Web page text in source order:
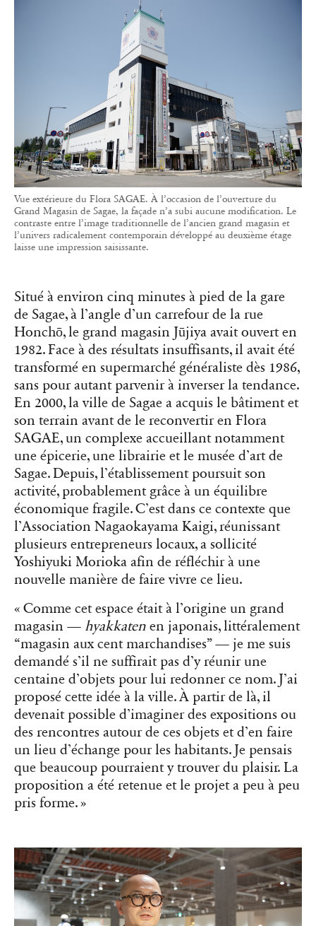
Vue extérieure du Flora SAGAE. À l’occasion de l’ouverture du
Grand Magasin de Sagae, la façade n’a subi aucune modification. Le
contraste entre l’image traditionnelle de l’ancien grand magasin et
l’univers radicalement contemporain développé au deuxième étage
laisse une impression saisissante.
Situé à environ cinq minutes à pied de la gare
de Sagae, à l’angle d’un carrefour de la rue
Honchō, le grand magasin Jūjiya avait ouvert en
1982. Face à des résultats insuffisants, il avait été
transformé en supermarché généraliste dès 1986,
sans pour autant parvenir à inverser la tendance.
En 2000, la ville de Sagae a acquis le bâtiment et
son terrain avant de le reconvertir en Flora
SAGAE, un complexe accueillant notamment
une épicerie, une librairie et le musée d’art de
Sagae. Depuis, l’établissement poursuit son
activité, probablement grâce à un équilibre
économique fragile. C’est dans ce contexte que
l’Association Nagaokayama Kaigi, réunissant
plusieurs entrepreneurs locaux, a sollicité
Yoshiyuki Morioka afin de réfléchir à une
nouvelle manière de faire vivre ce lieu.
« Comme cet espace était à l’origine un grand
magasin — hyakkaten en japonais, littéralement
“magasin aux cent marchandises” — je me suis
demandé s’il ne suffirait pas d’y réunir une
centaine d’objets pour lui redonner ce nom. J’ai
proposé cette idée à la ville. À partir de là, il
devenait possible d’imaginer des expositions ou
des rencontres autour de ces objets et d’en faire
un lieu d’échange pour les habitants. Je pensais
que beaucoup pourraient y trouver du plaisir. La
proposition a été retenue et le projet a peu à peu
pris forme. »